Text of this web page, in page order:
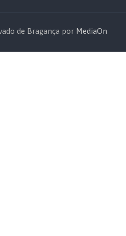
de Bragança por MediaOn